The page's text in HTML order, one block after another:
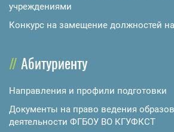
учреждениями
Конкурс на замещение должностей
Абитуриенту
Направления и профили подготовки
Документы на право ведения
деятельности ФГБОУ ВО КГУФКСТ